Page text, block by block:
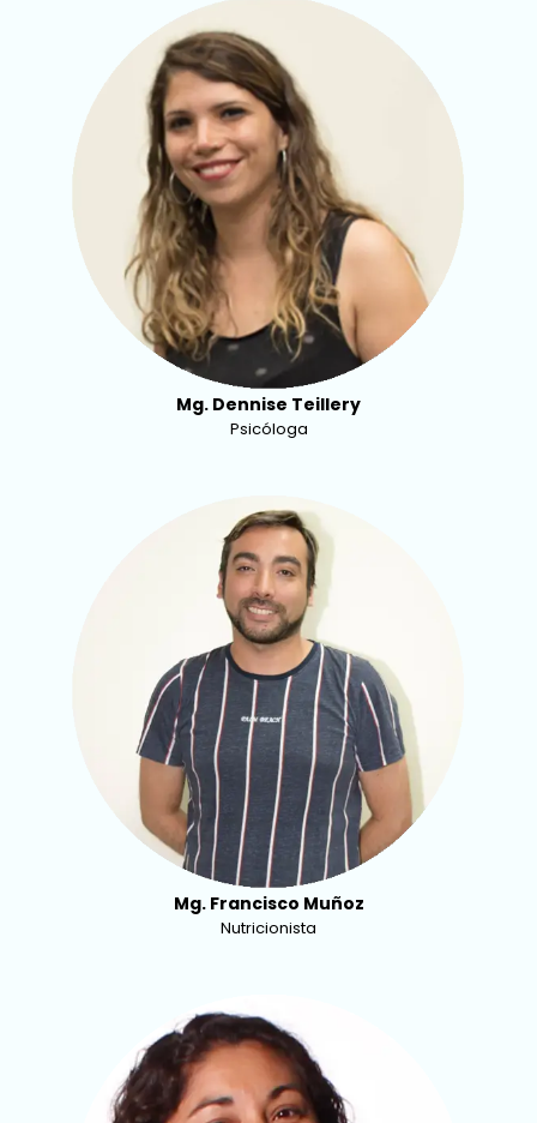
Mg. Dennise Teillery
Psicóloga
Mg. Francisco Muñoz
Nutricionista